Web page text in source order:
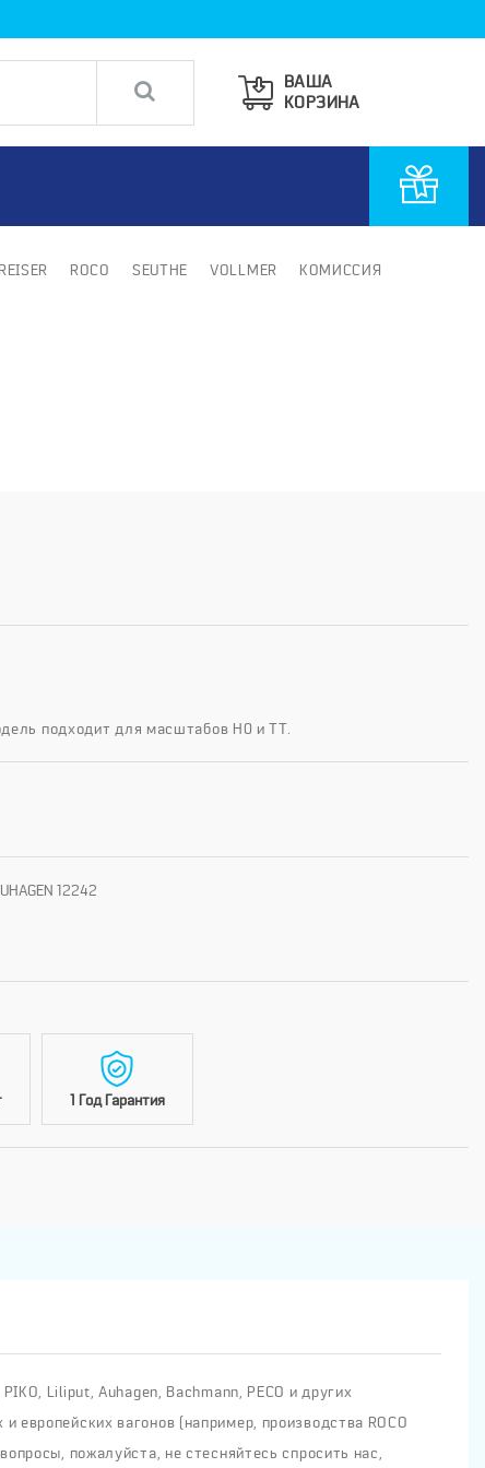
ВАША
КОРЗИНА
ROCO SEUTHE VOLLMER КОМИССИЯ
подходит для масштабов H0 и TT.
12242
1 Год Гарантия
Liliput, Auhagen, Bachmann, PECO и других
вагонов (например, производства ROCO
пожалуйста, не стесняйтесь спросить нас,